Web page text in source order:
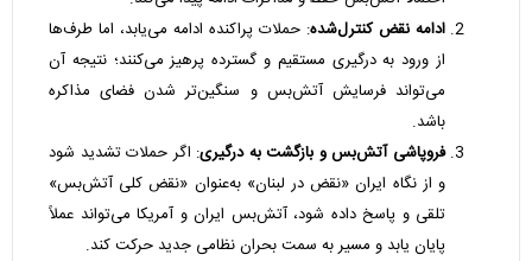
ادامه نقض کنترل‌شده: حملات پراکنده ادامه می‌یابد، اما طرف‌ها
از ورود به درگیری مستقیم و گسترده پرهیز می‌کنند؛ نتیجه آن
می‌تواند فرسایش آتش‌بس و سنگین‌تر شدن فضای مذاکره
باشد.
فروپاشی آتش‌بس و بازگشت به درگیری: اگر حملات تشدید شود
و از نگاه ایران «نقض در لبنان» به‌عنوان «نقض کلی آتش‌بس»
تلقی و پاسخ داده شود، آتش‌بس ایران و آمریکا می‌تواند عملاً
پایان یابد و مسیر به سمت بحران نظامی جدید حرکت کند.